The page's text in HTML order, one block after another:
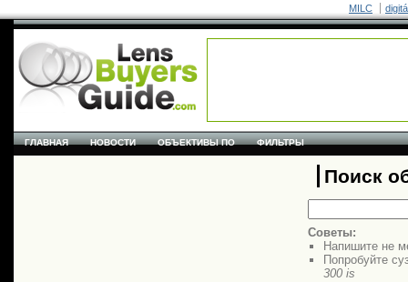
MILC
ГЛАВНАЯ НОВОСТИ ОБЪЕКТИВЫ ПО ФИЛЬТРЫ
Поиск
Советы:
Напишите не
Попробуйте
300 is